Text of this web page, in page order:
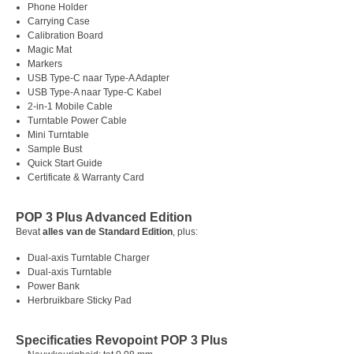
Phone Holder
Carrying Case
Calibration Board
Magic Mat
Markers
USB Type-C naar Type-A Adapter
USB Type-A naar Type-C Kabel
2-in-1 Mobile Cable
Turntable Power Cable
Mini Turntable
Sample Bust
Quick Start Guide
Certificate & Warranty Card
POP 3 Plus Advanced Edition
Bevatalles van de Standard Edition, plus:
Dual-axis Turntable Charger
Dual-axis Turntable
Power Bank
Herbruikbare Sticky Pad
Specificaties Revopoint POP 3 Plus